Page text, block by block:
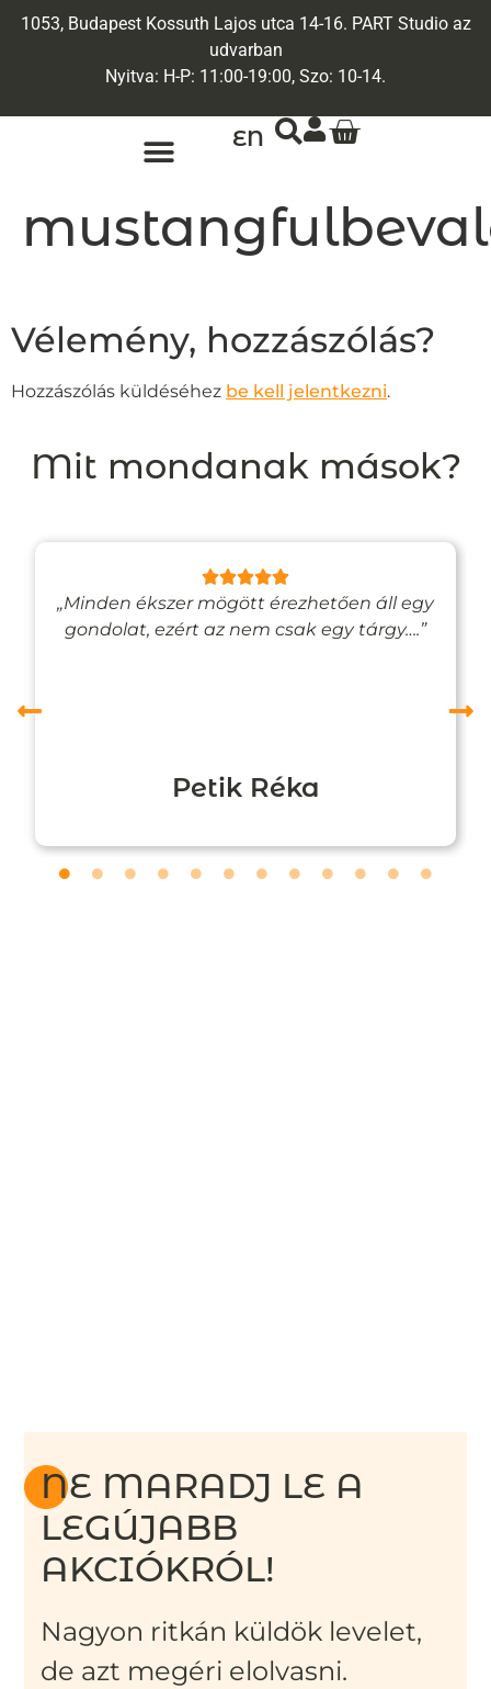
1053, Budapest Kossuth Lajos utca 14-16. PART Studio az
udvarban
Nyitva: H-P: 11:00-19:00, Szo: 10-14.
EN
Vélemény, hozzászólás?
Hozzászólás küldéséhez be kell jelentkezni.
Mit mondanak mások?
„Minden ékszer mögött érezhetően áll egy
gondolat, ezért az nem csak egy tárgy….”
Petik Réka
NE MARADJ LE A
LEGÚJABB
AKCIÓKRÓL!
Nagyon ritkán küldök levelet,
de azt megéri elolvasni.